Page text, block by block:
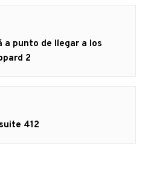
a punto de llegar a los
2
412